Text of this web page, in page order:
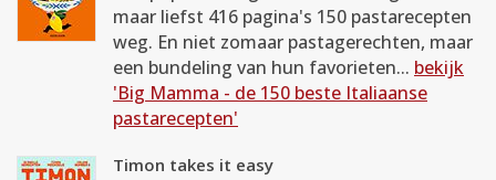
maar liefst 416 pagina's 150 pastarecepten
weg. En niet zomaar pastagerechten, maar
een bundeling van hun favorieten... bekijk
'Big Mamma - de 150 beste Italiaanse
pastarecepten'
Timon takes it easy